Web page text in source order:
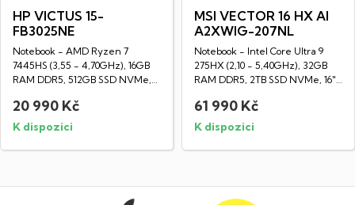
HP VICTUS 15-
FB3025NE
Notebook - AMD Ryzen 7
7445HS (3,55 - 4,70GHz), 16GB
RAM DDR5, 512GB SSD NVMe,
20 990 Kč
K dispozici
MSI VECTOR 16 HX AI
A2XWIG-207NL
Notebook - Intel Core Ultra 9
275HX (2,10 - 5,40GHz), 32GB
RAM DDR5, 2TB SSD NVMe, 16"
61 990 Kč
K dispozici